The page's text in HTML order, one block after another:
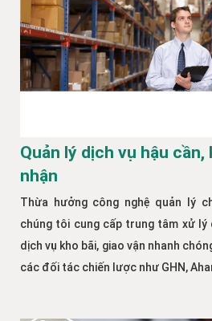
Quản lý dịch vụ hậu cần,
nhận
Thừa hưởng công nghệ quản lý
chúng tôi cung cấp trung tâm xử
dịch vụ kho bãi, giao vận nhanh
các đối tác chiến lược như GHN,